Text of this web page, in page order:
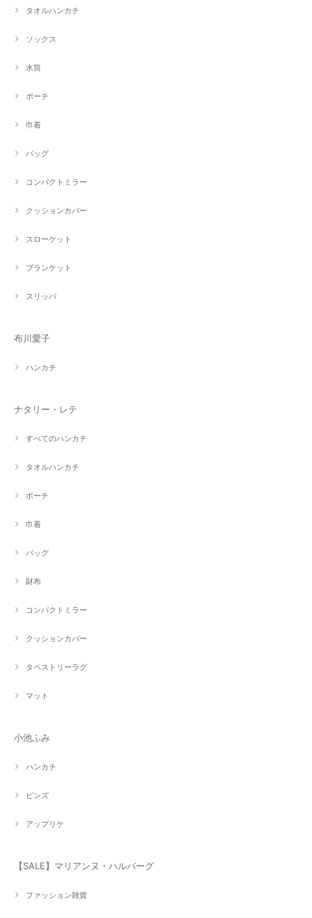
タオルハンカチ
ソックス
水筒
ポーチ
巾着
バッグ
コンパクトミラー
クッションカバー
スローケット
ブランケット
スリッパ
布川愛子
ハンカチ
ナタリー・レテ
すべてのハンカチ
タオルハンカチ
ポーチ
巾着
バッグ
財布
コンパクトミラー
クッションカバー
タペストリーラグ
マット
小池ふみ
ハンカチ
ピンズ
アップリケ
【SALE】マリアンヌ・ハルバーグ
ファッション雑貨